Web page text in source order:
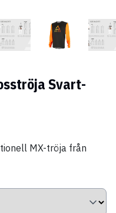
Svart-
MX-tröja från